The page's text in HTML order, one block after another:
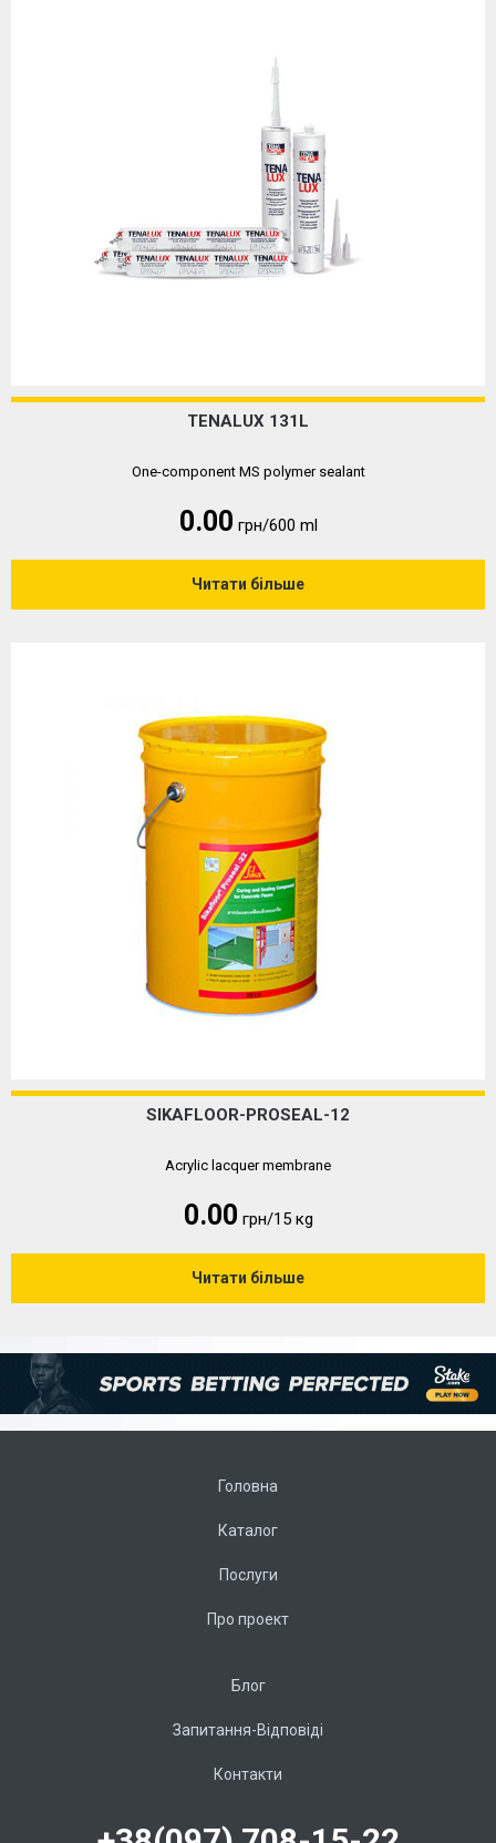
TENALUX 131L
One-component MS polymer sealant
0.00 грн/600 ml
Читати більше
SIKAFLOOR-PROSEAL-12
Acrylic lacquer membrane
0.00 грн/15 кg
Читати більше
Головна
Каталог
Послуги
Про проект
Блог
Запитання-Відповіді
Контакти